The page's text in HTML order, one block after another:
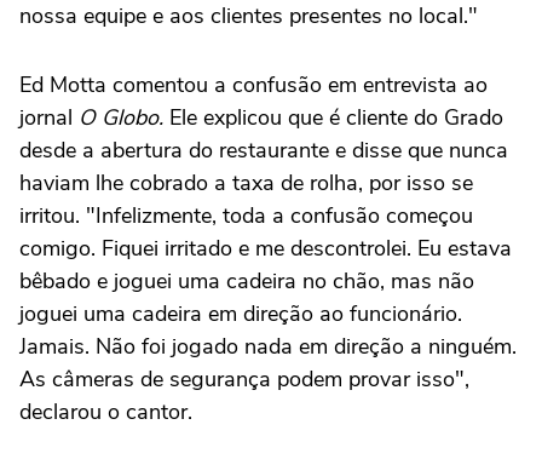
nossa equipe e aos clientes presentes no local."
Ed Motta comentou a confusão em entrevista ao
jornal O Globo. Ele explicou que é cliente do Grado
desde a abertura do restaurante e disse que nunca
haviam lhe cobrado a taxa de rolha, por isso se
irritou. "Infelizmente, toda a confusão começou
comigo. Fiquei irritado e me descontrolei. Eu estava
bêbado e joguei uma cadeira no chão, mas não
joguei uma cadeira em direção ao funcionário.
Jamais. Não foi jogado nada em direção a ninguém.
As câmeras de segurança podem provar isso",
declarou o cantor.